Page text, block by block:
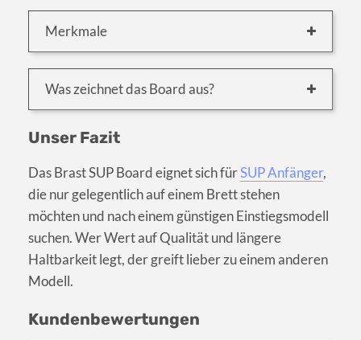
Merkmale
Was zeichnet das Board aus?
Unser Fazit
Das Brast SUP Board eignet sich fürSUP Anfänger,
die nur gelegentlich auf einem Brett stehen
möchten und nach einem günstigen Einstiegsmodell
suchen. Wer Wert auf Qualität und längere
Haltbarkeit legt, der greift lieber zu einem anderen
Modell.
Kundenbewertungen